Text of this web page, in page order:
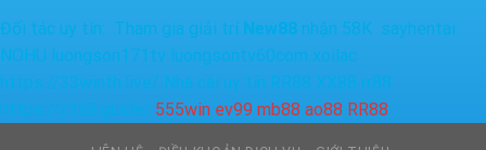
Đối tác uy tín: Tham gia giải trí New88 nhận 58K sayhentai
NOHU luongson171tv luongsontv60com xoilac
https://33winth.live/ Nhà cái uy tín RR88 XX88 rr88
https://c168.guide/ 555win ev99 mb88 ao88 RR88